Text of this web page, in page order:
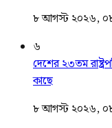
৮ আগস্ট ২০২৬,
৬
দেশের ২৩তম
কাছে
৮ আগস্ট ২০২৬,